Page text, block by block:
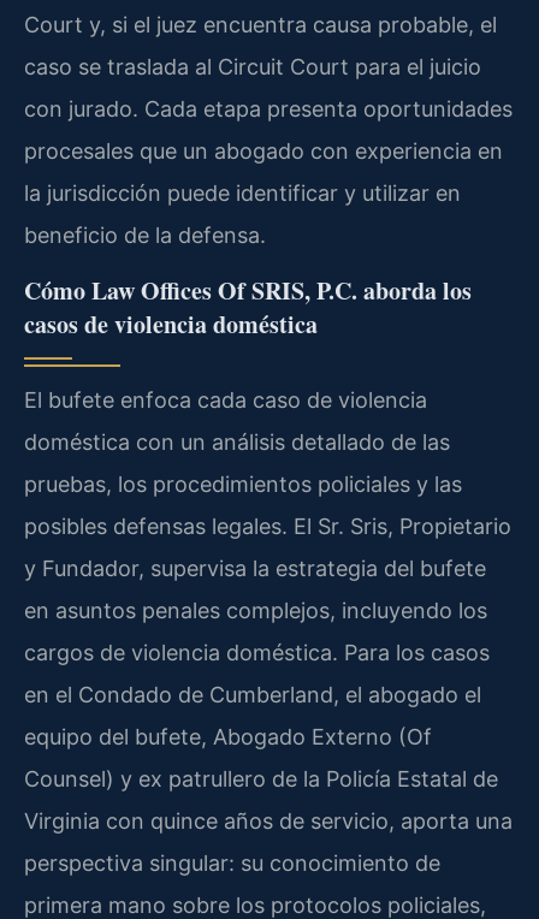
Court y, si el juez encuentra causa probable, el
caso se traslada al Circuit Court para el juicio
con jurado. Cada etapa presenta oportunidades
procesales que un abogado con experiencia en
la jurisdicción puede identificar y utilizar en
beneficio de la defensa.
Cómo Law Offices Of SRIS, P.C. aborda los
casos de violencia doméstica
El bufete enfoca cada caso de violencia
doméstica con un análisis detallado de las
pruebas, los procedimientos policiales y las
posibles defensas legales. El Sr. Sris, Propietario
y Fundador, supervisa la estrategia del bufete
en asuntos penales complejos, incluyendo los
cargos de violencia doméstica. Para los casos
en el Condado de Cumberland, el abogado el
equipo del bufete, Abogado Externo (Of
Counsel) y ex patrullero de la Policía Estatal de
Virginia con quince años de servicio, aporta una
perspectiva singular: su conocimiento de
primera mano sobre los protocolos policiales,